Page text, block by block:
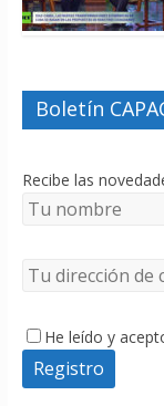
Boletín
Recibe las
He leído y